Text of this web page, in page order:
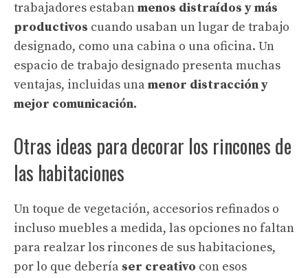
trabajadores estabanmenos distraídos y más
productivos cuando usaban unlugar de trabajo
designado, como una cabina o una oficina. Un
espacio de trabajo designado presentamuchas
ventajas, incluidas unamenor distracción y
mejor comunicación.
Otras ideas para decorar los rincones de
las habitaciones
Un toque de vegetación, accesorios refinados o
incluso muebles a medida, las opciones no faltan
para realzar los rincones de sus habitaciones,
por lo que debería ser creativo con esos